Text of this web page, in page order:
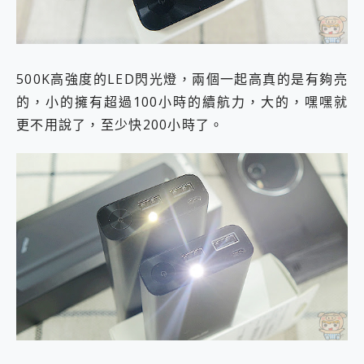
500K高強度的LED閃光燈，兩個一起高真的是有夠亮
的，小的擁有超過100小時的續航力，大的，嘿嘿就
更不用說了，至少快200小時了。